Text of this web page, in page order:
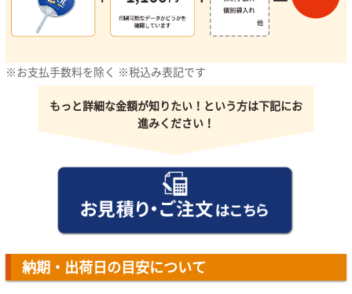
※お支払手数料を除く ※税込み表記です
もっと詳細な金額が知りたい！という方は下記にお
進みください！
納期・出荷日の目安について